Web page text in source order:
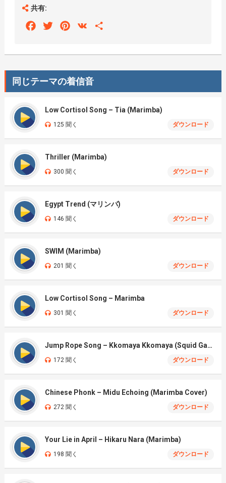
共有:
FacebookTwitterPinterest
VK
同じテーマの着信音
Low Cortisol Song – Tia (Marimba)
125 聞く ダウンロード
Thriller (Marimba)
300 聞く ダウンロード
Egypt Trend (マリンバ)
146 聞く ダウンロード
SWIM (Marimba)
201 聞く ダウンロード
Low Cortisol Song – Marimba
301 聞く ダウンロード
Jump Rope Song – Kkomaya Kkomaya (Squid Game Season 3)
172 聞く ダウンロード
Chinese Phonk – Midu Echoing (Marimba Cover)
272 聞く ダウンロード
Your Lie in April – Hikaru Nara (Marimba)
198 聞く ダウンロード